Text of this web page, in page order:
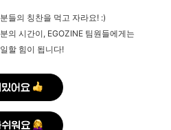
들의 칭찬을 먹고 자라요! :)
의 시간이, EGOZINE 팀원들에게는
할 힘이 됩니다!